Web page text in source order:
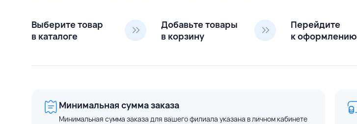
Выберите товар
в каталоге
Добавьте товары
в корзину
Перейдите
к оформлению
Минимальная сумма заказа
Минимальная сумма заказа для вашего филиала указана в личном кабинете